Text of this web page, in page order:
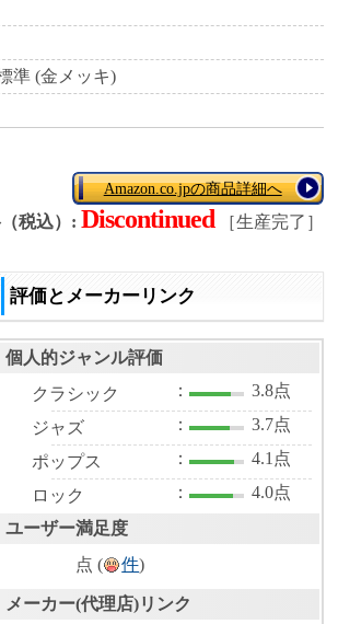
準 (金メッキ)
Amazon.co.jpの商品詳細へ
税込）: Discontinued ［生産完了］
評価とメーカーリンク
個人的ジャンル評価
クラシック
：
3.8点
ジャズ
：
3.7点
ポップス
：
4.1点
ロック
：
4.0点
ユーザー満足度
点 (
件)
メーカー(代理店)リンク